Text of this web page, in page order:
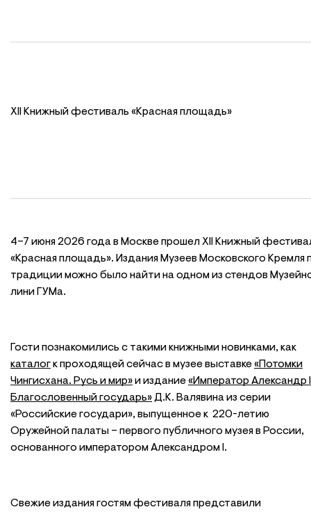
XII Книжный фестиваль «Красная площадь»
4–7 июня 2026 года в Москве прошел XII Книжный
«Красная площадь». Издания Музеев Московского Кремля
традиции можно было найти на одном из стендов
лини ГУМа.
Гости познакомились с такими книжными новинками, как
каталогк проходящей сейчас в музее выставке«Потомки
Чингисхана. Русь и мир»и издание«Император Александр
Благословенный государь»Д.К. Валявина из серии
«Российские государи», выпущенное к 220-летию
Оружейной палаты – первого публичного музея в России,
основанного императором Александром I.
Свежие издания гостям фестиваля представили